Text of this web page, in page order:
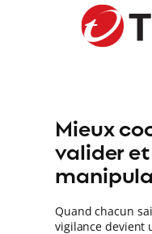
Mieux
valider
Quand chacun
vigilance devient